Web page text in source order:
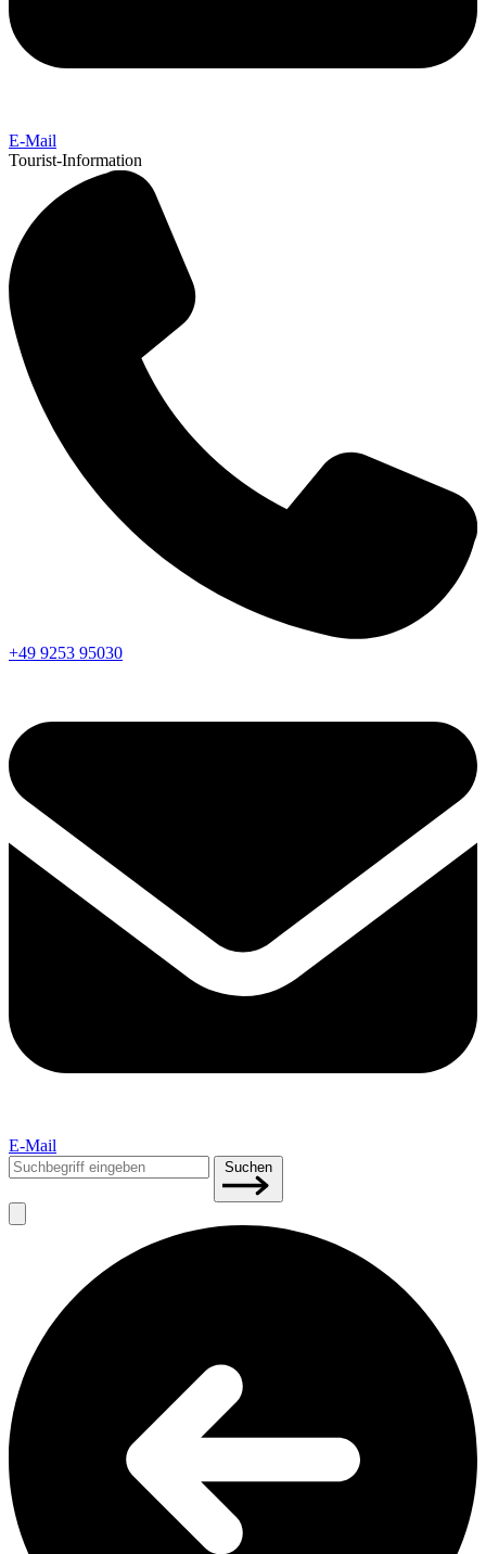
E-Mail
Tourist-Information
+49 9253 95030
E-Mail
Suchen
nach:
Suchen